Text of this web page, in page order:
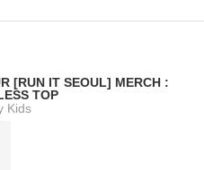
[RUN IT SEOUL] MERCH :
TOP
Kids